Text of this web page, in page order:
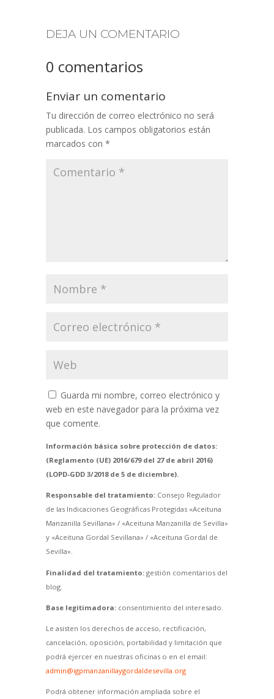
DEJA UN COMENTARIO
0 comentarios
Enviar un comentario
Tu dirección de correo electrónico no será
publicada. Los campos obligatorios están
marcados con *
Guarda mi nombre, correo electrónico y
web en este navegador para la próxima vez
que comente.
Información básica sobre protección de datos:
(Reglamento (UE) 2016/679 del 27 de abril 2016)
(LOPD-GDD 3/2018 de 5 de diciembre).
Responsable del tratamiento:Consejo Regulador
de las Indicaciones Geográficas Protegidas «Aceituna
Manzanilla Sevillana» / «Aceituna Manzanilla de Sevilla»
y «Aceituna Gordal Sevillana» / «Aceituna Gordal de
Sevilla».
Finalidad del tratamiento:gestión comentarios del
blog.
Base legitimadora:consentimiento del interesado.
Le asisten los derechos de acceso, rectificación,
cancelación, oposición, portabilidad y limitación que
podrá ejercer en nuestras oficinas o en el email:
admin@igpmanzanillaygordaldesevilla.org
Podrá obtener información ampliada sobre el